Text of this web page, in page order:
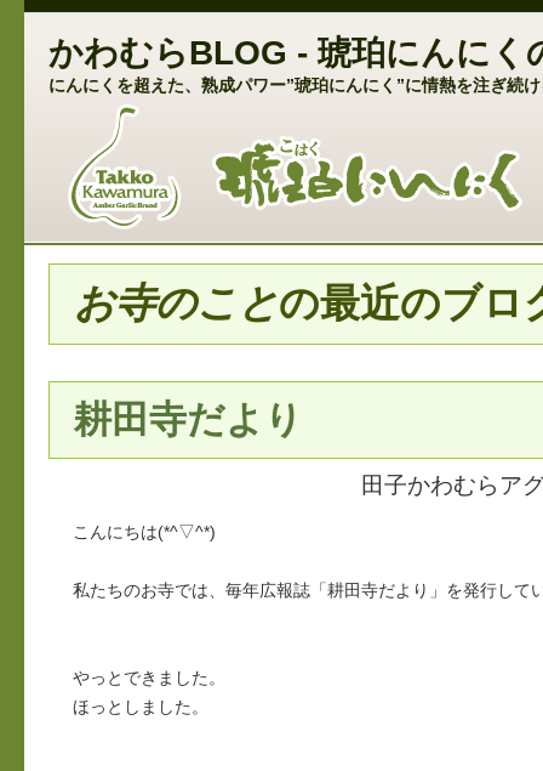
かわむらBLOG - 琥珀にんに
にんにくを超えた、熟成パワー”琥珀にんにく”に情熱を注ぎ続
お寺のことの最近のブロ
耕田寺だより
田子かわむらア
こんにちは(*^▽^*)
私たちのお寺では、毎年広報誌「耕田寺だより」を発行して
やっとできました。
ほっとしました。